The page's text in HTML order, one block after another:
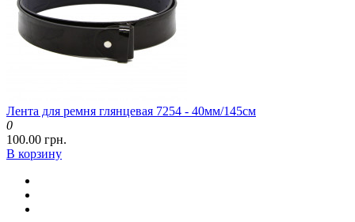
Лента для ремня глянцевая 7254 - 40мм/145см
0
100.00 грн.
В корзину